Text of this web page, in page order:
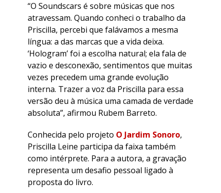
“O Soundscars é sobre músicas que nos
atravessam. Quando conheci o trabalho da
Priscilla, percebi que falávamos a mesma
língua: a das marcas que a vida deixa.
‘Hologram’ foi a escolha natural; ela fala de
vazio e desconexão, sentimentos que muitas
vezes precedem uma grande evolução
interna. Trazer a voz da Priscilla para essa
versão deu à música uma camada de verdade
absoluta”, afirmou Rubem Barreto.
Conhecida pelo projeto O Jardim Sonoro,
Priscilla Leine participa da faixa também
como intérprete. Para a autora, a gravação
representa um desafio pessoal ligado à
proposta do livro.